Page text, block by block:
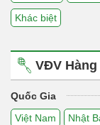
Khác biệt
VĐV
Quốc Gia
Việt Nam
Nhật